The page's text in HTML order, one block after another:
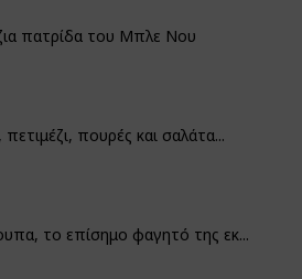
πατρίδα του Μπλε Νου
πουρές και σαλάτα...
το επίσημο φαγητό της εκ...